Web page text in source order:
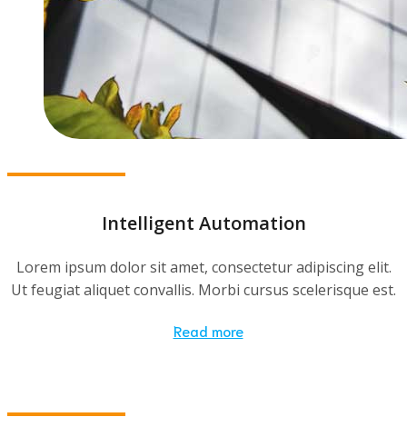
Intelligent Automation
Lorem ipsum dolor sit amet, consectetur adipiscing elit.
Ut feugiat aliquet convallis. Morbi cursus scelerisque est.
Read more